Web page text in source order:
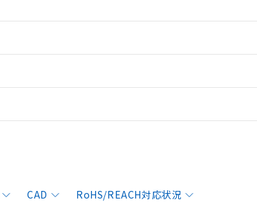
CAD
RoHS/REACH対応状況